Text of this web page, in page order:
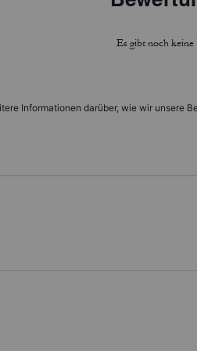
Es gibt noch keine
Informationen darüber, wie wir unsere